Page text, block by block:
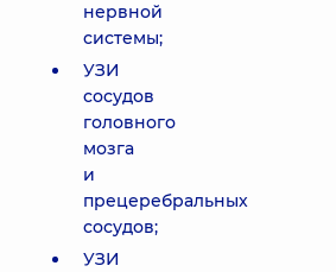
нервной
системы;
УЗИ
сосудов
головного
мозга
и
прецеребральных
сосудов;
УЗИ